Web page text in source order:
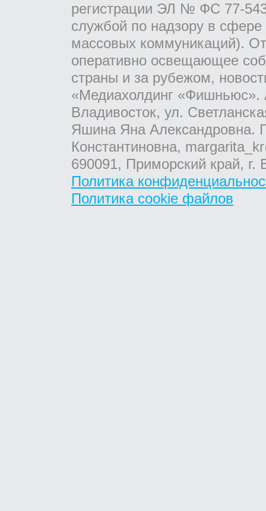
регистрации ЭЛ № ФС 77-
службой по надзору в
массовых коммуникаций).
оперативно освещающее
страны и за рубежом,
«Медиахолдинг «Фишньюс».
Владивосток, ул.
Яшина Яна Александровна.
Константиновна,
690091, Приморский край,
Политика
Политика cookie файлов